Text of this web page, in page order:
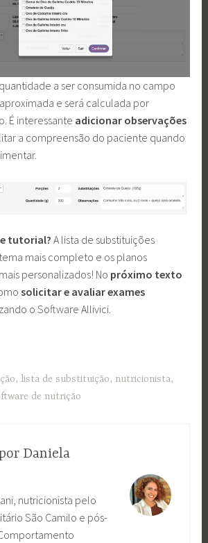
a ser consumida no campo
e será calculada por
É interessante adicionar observações
a compreensão do paciente quando
tutorial?A lista de substituições
mais completo e os planos
personalizados! No próximo texto
solicitar e avaliar exames
o Software Allivici.
, lista de substituição, nutricionista,
de nutrição
Daniela
nutricionista pelo
São Camilo e pós-